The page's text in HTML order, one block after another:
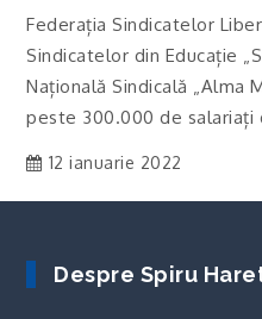
Federația Sindicatelor
Sindicatelor din Educație
Națională Sindicală „Alma
peste 300.000 de salariați
12 ianuarie 2022
Despre Spiru